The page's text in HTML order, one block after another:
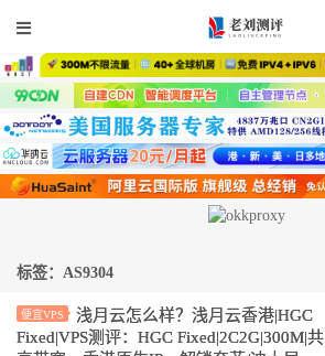
标签：AS9304
便宜VPS
浅月云怎么样？浅月云香港|HGC
Fixed|VPS测评：HGC Fixed|2C2G|300M|共